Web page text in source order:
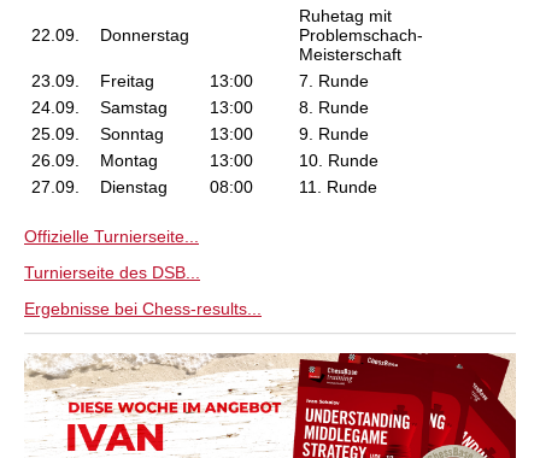
22.09. Donnerstag
Ruhetag mit
Problemschach-
Meisterschaft
23.09.
Freitag 13:00
7. Runde
24.09.
Samstag 13:00
8. Runde
25.09.
Sonntag 13:00
9. Runde
26.09.
Montag 13:00
10. Runde
27.09.
Dienstag 08:00 11. Runde
Offizielle Turnierseite...
Turnierseite des DSB...
Ergebnisse bei Chess-results...